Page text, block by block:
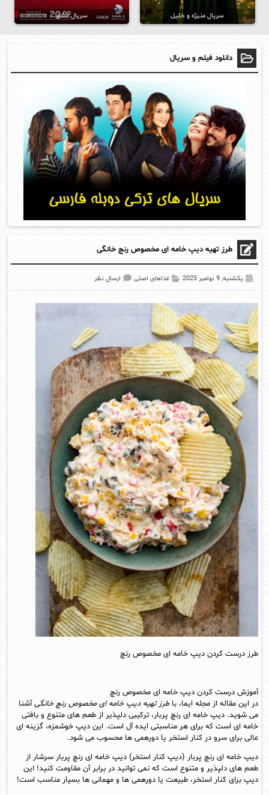
سریال منیژه و خلیل سریال عشق
دانلود فیلم و سریال
طرز تهیه دیپ خامه ای مخصوص رنچ خانگی
یکشنبه, 9 نوامبر 2025 غذاهای اصلی ارسال نظر
طرز درست کردن دیپ خامه ای مخصوص رنچ
آموزش درست کردن دیپ خامه ای مخصوص رنچ
در این مقاله از مجله ایما، باطرز تهیه دیپ خامه ای مخصوص رنچ خانگیآشنا
می شوید. دیپ خامه ای رنچ پربار، ترکیبی دلپذیر از طعم های متنوع و بافتی
خامه ای است که برای هر مناسبتی ایده آل است. این دیپ خوشمزه، گزینه ای
عالی برای سرو در کنار استخر یا دورهمی ها محسوب می شود.
دیپ خامه ای رنچ پربار (دیپ کنار استخر) دیپ خامه ای رنچ پربار سرشار از
طعم های دلپذیر و متنوع است که نمی توانید در برابر آن مقاومت کنید! این
دیپ برای کنار استخر، طبیعت یا دورهمی ها و مهمانی ها بسیار مناسب است!